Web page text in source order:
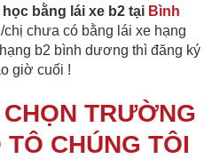
bằng lái xe b2 tại Bình
chị chưa có bằng lái xe hạng
b2 bình dương thì đăng ký
giờ cuối !
TRƯỜNG
CHÚNG TÔI